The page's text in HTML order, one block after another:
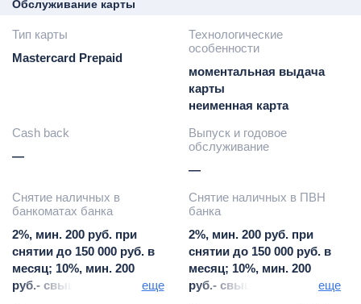
Обслуживание карты
Тип карты
Mastercard Prepaid
Технологические
особенности
моментальная выдача
карты
неименная карта
Cash back
—
Выпуск и годовое
обслуживание
—
Снятие наличных в
банкоматах банка
2%, мин. 200 руб. при
снятии до 150 000 руб. в
месяц; 10%, мин. 200
руб.- свыше 150 000 руб.
еще
Снятие наличных в ПВН
банка
2%, мин. 200 руб. при
снятии до 150 000 руб. в
месяц; 10%, мин. 200
руб.- свыше 150 000 руб.
еще